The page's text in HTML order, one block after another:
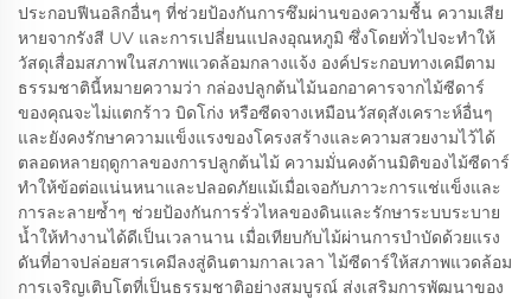
ประกอบฟีนอลิกอื่นๆ ที่ช่วยป้องกันการซึมผ่านของความชื้น ความเสีย
หายจากรังสี UV และการเปลี่ยนแปลงอุณหภูมิ ซึ่งโดยทั่วไปจะทำให้
วัสดุเสื่อมสภาพในสภาพแวดล้อมกลางแจ้ง องค์ประกอบทางเคมีตาม
ธรรมชาตินี้หมายความว่า กล่องปลูกต้นไม้นอกอาคารจากไม้ซีดาร์
ของคุณจะไม่แตกร้าว บิดโก่ง หรือซีดจางเหมือนวัสดุสังเคราะห์อื่นๆ
และยังคงรักษาความแข็งแรงของโครงสร้างและความสวยงามไว้ได้
ตลอดหลายฤดูกาลของการปลูกต้นไม้ ความมั่นคงด้านมิติของไม้ซีดาร์
ทำให้ข้อต่อแน่นหนาและปลอดภัยแม้เมื่อเจอกับภาวะการแช่แข็งและ
การละลายซ้ำๆ ช่วยป้องกันการรั่วไหลของดินและรักษาระบบระบาย
น้ำให้ทำงานได้ดีเป็นเวลานาน เมื่อเทียบกับไม้ผ่านการบำบัดด้วยแรง
ดันที่อาจปล่อยสารเคมีลงสู่ดินตามกาลเวลา ไม้ซีดาร์ให้สภาพแวดล้อม
การเจริญเติบโตที่เป็นธรรมชาติอย่างสมบูรณ์ ส่งเสริมการพัฒนาของ